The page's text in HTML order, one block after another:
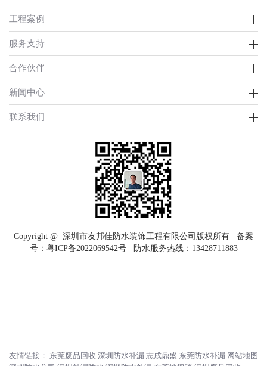
工程案例
服务支持
合作伙伴
新闻中心
联系我们
Copyright @ 深圳市友邦佳防水装饰工程有限公司版权所有 备案
号： 粤ICP备2022069542号防水服务热线： 13428711883
友情链接： 东莞废品回收 深圳防水补漏 志成鼎盛 东莞防水补漏 网站地图